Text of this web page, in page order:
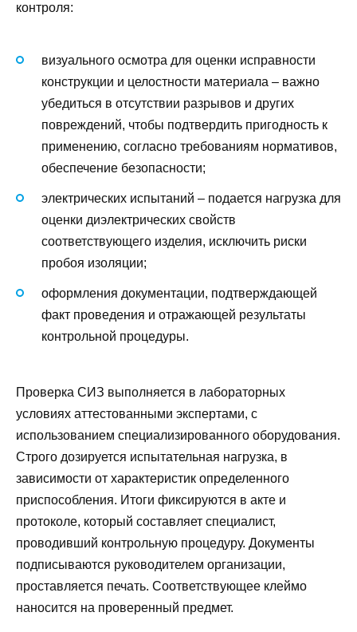
контроля:
визуального осмотра для оценки исправности
конструкции и целостности материала – важно
убедиться в отсутствии разрывов и других
повреждений, чтобы подтвердить пригодность к
применению, согласно требованиям нормативов,
обеспечение безопасности;
электрических испытаний – подается нагрузка для
оценки диэлектрических свойств
соответствующего изделия, исключить риски
пробоя изоляции;
оформления документации, подтверждающей
факт проведения и отражающей результаты
контрольной процедуры.
Проверка СИЗ выполняется в лабораторных
условиях аттестованными экспертами, с
использованием специализированного оборудования.
Строго дозируется испытательная нагрузка, в
зависимости от характеристик определенного
приспособления. Итоги фиксируются в акте и
протоколе, который составляет специалист,
проводивший контрольную процедуру. Документы
подписываются руководителем организации,
проставляется печать. Соответствующее клеймо
наносится на проверенный предмет.